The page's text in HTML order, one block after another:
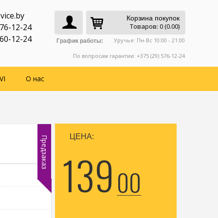
Корзина покупок
Товаров: 0 (0.00)
График работы: Уручье: Пн-Вс 10:00 - 21:00
По вопросам гарантии: +375 (29) 576-12-24
12-24
12-24
О нас
Предзаказ ЦЕНА:
13900